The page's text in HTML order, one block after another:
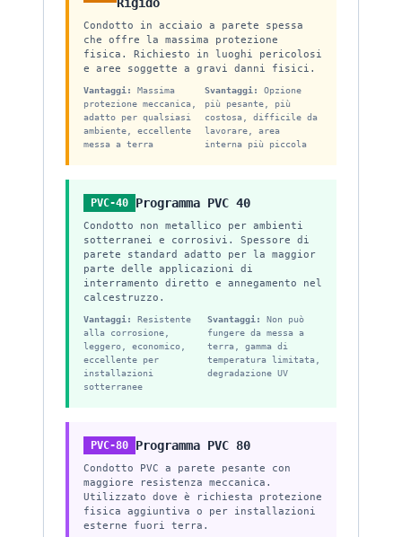
Condotto in acciaio a parete spessa
che offre la massima protezione
fisica. Richiesto in luoghi pericolosi
e aree soggette a gravi danni fisici.
Vantaggi:
Massima
protezione meccanica,
adatto per qualsiasi
ambiente, eccellente
messa a terra
Svantaggi:
Opzione
più pesante, più
costosa, difficile da
lavorare, area
interna più piccola
PVC-40 Programma PVC 40
Condotto non metallico per ambienti
sotterranei e corrosivi. Spessore di
parete standard adatto per la maggior
parte delle applicazioni di
interramento diretto e annegamento nel
calcestruzzo.
Vantaggi:
Resistente
alla corrosione,
leggero, economico,
eccellente per
installazioni
sotterranee
Svantaggi:
Non può
fungere da messa a
terra, gamma di
temperatura limitata,
degradazione UV
PVC-80 Programma PVC 80
Condotto PVC a parete pesante con
maggiore resistenza meccanica.
Utilizzato dove è richiesta protezione
fisica aggiuntiva o per installazioni
esterne fuori terra.